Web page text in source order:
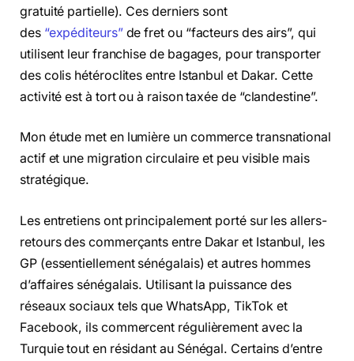
gratuité partielle). Ces derniers sont
des “expéditeurs”de fret ou “facteurs des airs”, qui
utilisent leur franchise de bagages, pour transporter
des colis hétéroclites entre Istanbul et Dakar. Cette
activité est à tort ou à raison taxée de “clandestine”.
Mon étude met en lumière un commerce transnational
actif et une migration circulaire et peu visible mais
stratégique.
Les entretiens ont principalement porté sur les allers-
retours des commerçants entre Dakar et Istanbul, les
GP (essentiellement sénégalais) et autres hommes
d’affaires sénégalais. Utilisant la puissance des
réseaux sociaux tels que WhatsApp, TikTok et
Facebook, ils commercent régulièrement avec la
Turquie tout en résidant au Sénégal. Certains d’entre